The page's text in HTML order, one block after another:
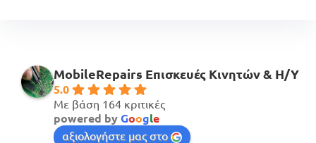
MobileRepairs Επισκευές Κινητών & H/Y
5.0
Με βάση 164 κριτικές
powered byGoogle
αξιολογήστε μας στο